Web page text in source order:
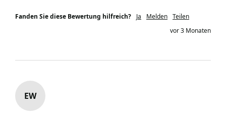
Fanden Sie diese Bewertung hilfreich? Ja Melden Teilen
vor 3 Monaten
EW